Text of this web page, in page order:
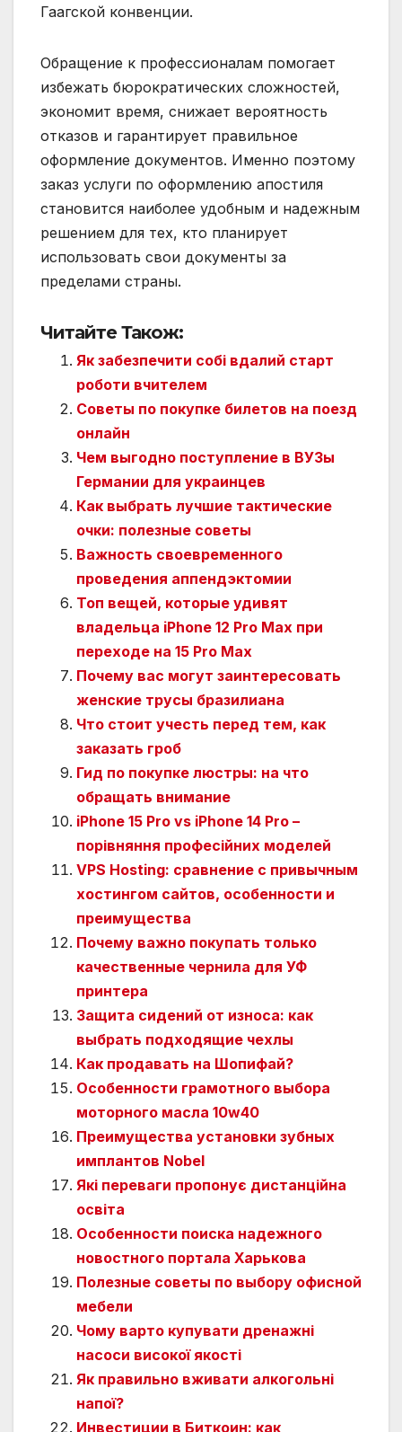
Гаагской конвенции.
Обращение к профессионалам помогает
избежать бюрократических сложностей,
экономит время, снижает вероятность
отказов и гарантирует правильное
оформление документов. Именно поэтому
заказ услуги по оформлению апостиля
становится наиболее удобным и надежным
решением для тех, кто планирует
использовать свои документы за
пределами страны.
Читайте Також:
Як забезпечити собі вдалий старт
роботи вчителем
Советы по покупке билетов на поезд
онлайн
Чем выгодно поступление в ВУЗы
Германии для украинцев
Как выбрать лучшие тактические
очки: полезные советы
Важность своевременного
проведения аппендэктомии
Топ вещей, которые удивят
владельца iPhone 12 Pro Max при
переходе на 15 Pro Max
Почему вас могут заинтересовать
женские трусы бразилиана
Что стоит учесть перед тем, как
заказать гроб
Гид по покупке люстры: на что
обращать внимание
iPhone 15 Pro vs iPhone 14 Pro –
порівняння професійних моделей
VPS Hosting: сравнение с привычным
хостингом сайтов, особенности и
преимущества
Почему важно покупать только
качественные чернила для УФ
принтера
Защита сидений от износа: как
выбрать подходящие чехлы
Как продавать на Шопифай?
Особенности грамотного выбора
моторного масла 10w40
Преимущества установки зубных
имплантов Nobel
Які переваги пропонує дистанційна
освіта
Особенности поиска надежного
новостного портала Харькова
Полезные советы по выбору офисной
мебели
Чому варто купувати дренажні
насоси високої якості
Як правильно вживати алкогольні
напої?
Инвестиции в Биткоин: как